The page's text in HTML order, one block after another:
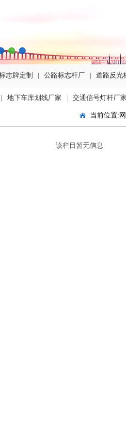
志牌定制 公路标志杆厂 道路反光
地下车库划线厂家 交通信号灯杆厂家
当前位置:
该栏目暂无信息